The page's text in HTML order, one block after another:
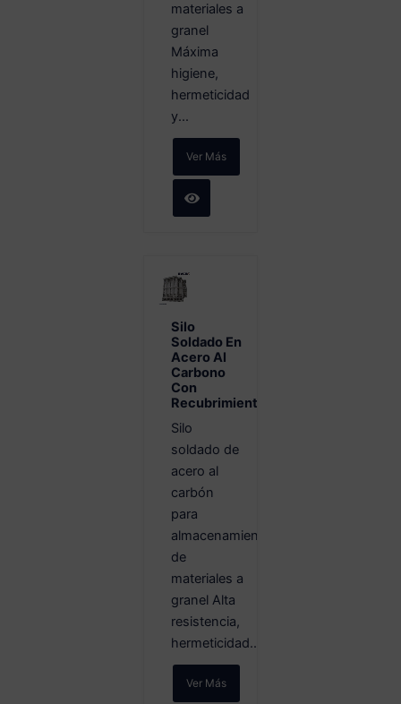
materiales a
granel
Máxima
higiene,
hermeticidad
y...
Ver Más
Silo
Soldado En
Acero Al
Carbono
Con
Recubrimiento
Silo
soldado de
acero al
carbón
para
almacenamiento
de
materiales a
granel Alta
resistencia,
hermeticidad...
Ver Más